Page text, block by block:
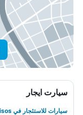
سيارت ايجار
سيارات للاستئجار في Alonnisos